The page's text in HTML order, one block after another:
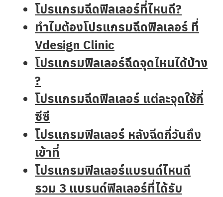
โปรแกรมฉีดฟิลเลอร์ที่ไหนดี?
ทำไมต้องโปรแกรมฉีดฟิลเลอร์ ที่
Vdesign Clinic
โปรแกรมฟิลเลอร์ฉีดจุดไหนได้บ้าง
?
โปรแกรมฉีดฟิลเลอร์ แต่ละจุดใช้กี่
ซีซี
โปรแกรมฟิลเลอร์ หลังฉีดกี่วันถึง
เข้าที่
โปรแกรมฟิลเลอร์แบรนด์ไหนดี
รวม 3 แบรนด์ฟิลเลอร์ที่ได้รับ